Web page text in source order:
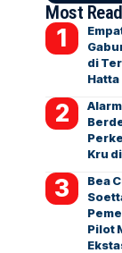
Most Read
di
Hatta
Kru
Bea
Pilot